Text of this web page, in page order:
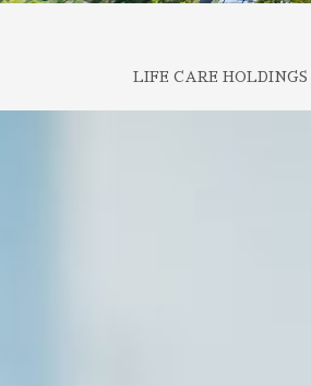
LIFE CARE HOLDINGS